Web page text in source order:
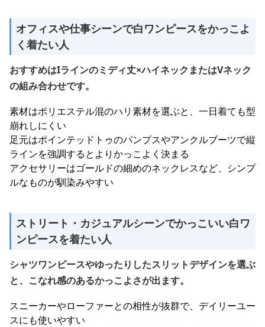
オフィスや仕事シーンで白ワンピースをかっこよ
く着たい人
おすすめはIラインのミディ丈×ハイネックまたはVネック
の組み合わせです。
素材はポリエステル混のハリ素材を選ぶと、一日着ても型
崩れしにくい
足元はポインテッドトゥのパンプスやアンクルブーツで縦
ラインを強調するとよりかっこよく決まる
アクセサリーはゴールドの細めのネックレスなど、シンプ
ルなものが馴染みやすい
ストリート・カジュアルシーンでかっこいい白ワ
ンピースを着たい人
シャツワンピースやゆったりしたスリットデザインを選ぶ
と、こなれ感のあるかっこよさが出ます。
スニーカーやローファーとの相性が抜群で、デイリーユー
スにも使いやすい